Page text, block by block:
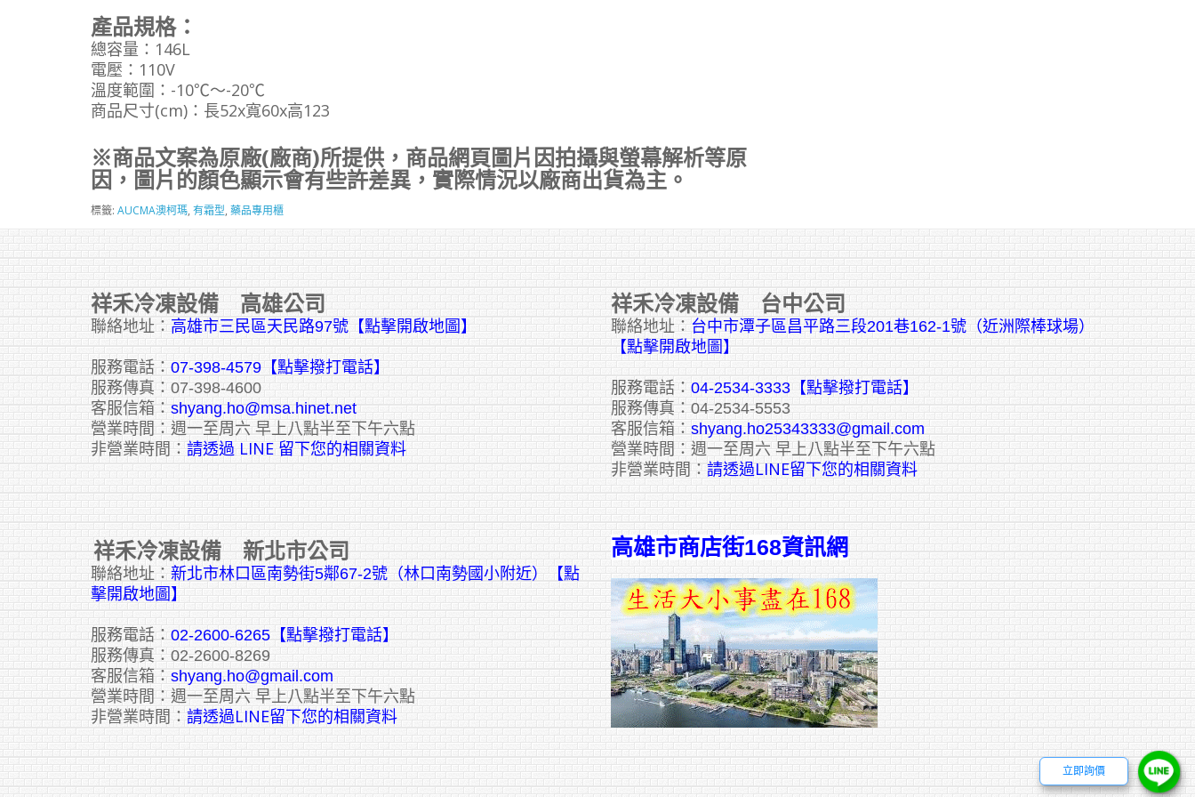
產品規格：
總容量：146L
電壓：110V
溫度範圍：-10℃～-20℃
商品尺寸(cm)：長52x寬60x高123
※商品文案為原廠(廠商)所提供，商品網頁圖片因拍攝與螢幕解析等原
因，圖片的顏色顯示會有些許差異，實際情況以廠商出貨為主。
標籤: AUCMA澳柯瑪, 有霜型, 藥品專用櫃
立即詢價
祥禾冷凍設備 高雄公司
聯絡地址： 高雄市三民區天民路97號【點擊開啟地圖】
服務電話： 07-398-4579【點擊撥打電話】
服務傳真：07-398-4600
客服信箱： shyang.ho@msa.hinet.net
營業時間：週一至周六 早上八點半至下午六點
非營業時間： 請透過 LINE 留下您的相關資料
祥禾冷凍設備 台中公司
聯絡地址： 台中市潭子區昌平路三段201巷162-1號（近洲際棒球場）
【點擊開啟地圖】
服務電話： 04-2534-3333 【點擊撥打電話】
服務傳真：04-2534-5553
客服信箱： shyang.ho25343333@gmail.com
營業時間：週一至周六 早上八點半至下午六點
非營業時間： 請透過LINE留下您的相關資料
祥禾冷凍設備 新北市公司
聯絡地址： 新北市林口區南勢街5鄰67-2號（林口南勢國小附近）【點
擊開啟地圖】
服務電話： 02-2600-6265 【點擊撥打電話】
服務傳真：02-2600-8269
客服信箱： shyang.ho@gmail.com
營業時間：週一至周六 早上八點半至下午六點
非營業時間： 請透過LINE留下您的相關資料
高雄市商店街168資訊網